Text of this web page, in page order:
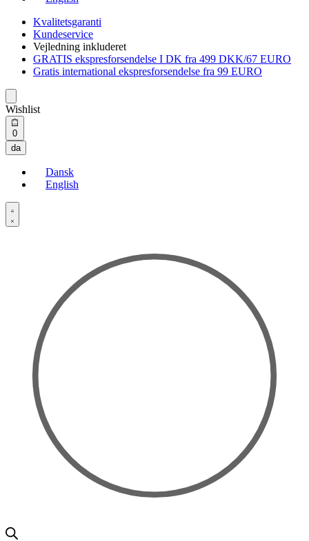
Kvalitetsgaranti
Kundeservice
Vejledning inkluderet
GRATIS ekspresforsendelse I DK fra 499 DKK/67 EURO
Gratis international ekspresforsendelse fra 99 EURO
Wishlist
0Open
cart
da
Dansk
English
Open
Account
details